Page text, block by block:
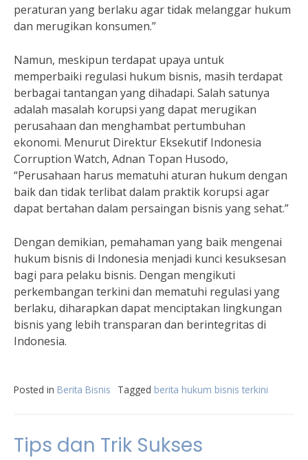
peraturan yang berlaku agar tidak melanggar hukum
dan merugikan konsumen.”
Namun, meskipun terdapat upaya untuk
memperbaiki regulasi hukum bisnis, masih terdapat
berbagai tantangan yang dihadapi. Salah satunya
adalah masalah korupsi yang dapat merugikan
perusahaan dan menghambat pertumbuhan
ekonomi. Menurut Direktur Eksekutif Indonesia
Corruption Watch, Adnan Topan Husodo,
“Perusahaan harus mematuhi aturan hukum dengan
baik dan tidak terlibat dalam praktik korupsi agar
dapat bertahan dalam persaingan bisnis yang sehat.”
Dengan demikian, pemahaman yang baik mengenai
hukum bisnis di Indonesia menjadi kunci kesuksesan
bagi para pelaku bisnis. Dengan mengikuti
perkembangan terkini dan mematuhi regulasi yang
berlaku, diharapkan dapat menciptakan lingkungan
bisnis yang lebih transparan dan berintegritas di
Indonesia.
Posted in Berita Bisnis Tagged berita hukum bisnis terkini
Tips dan Trik Sukses